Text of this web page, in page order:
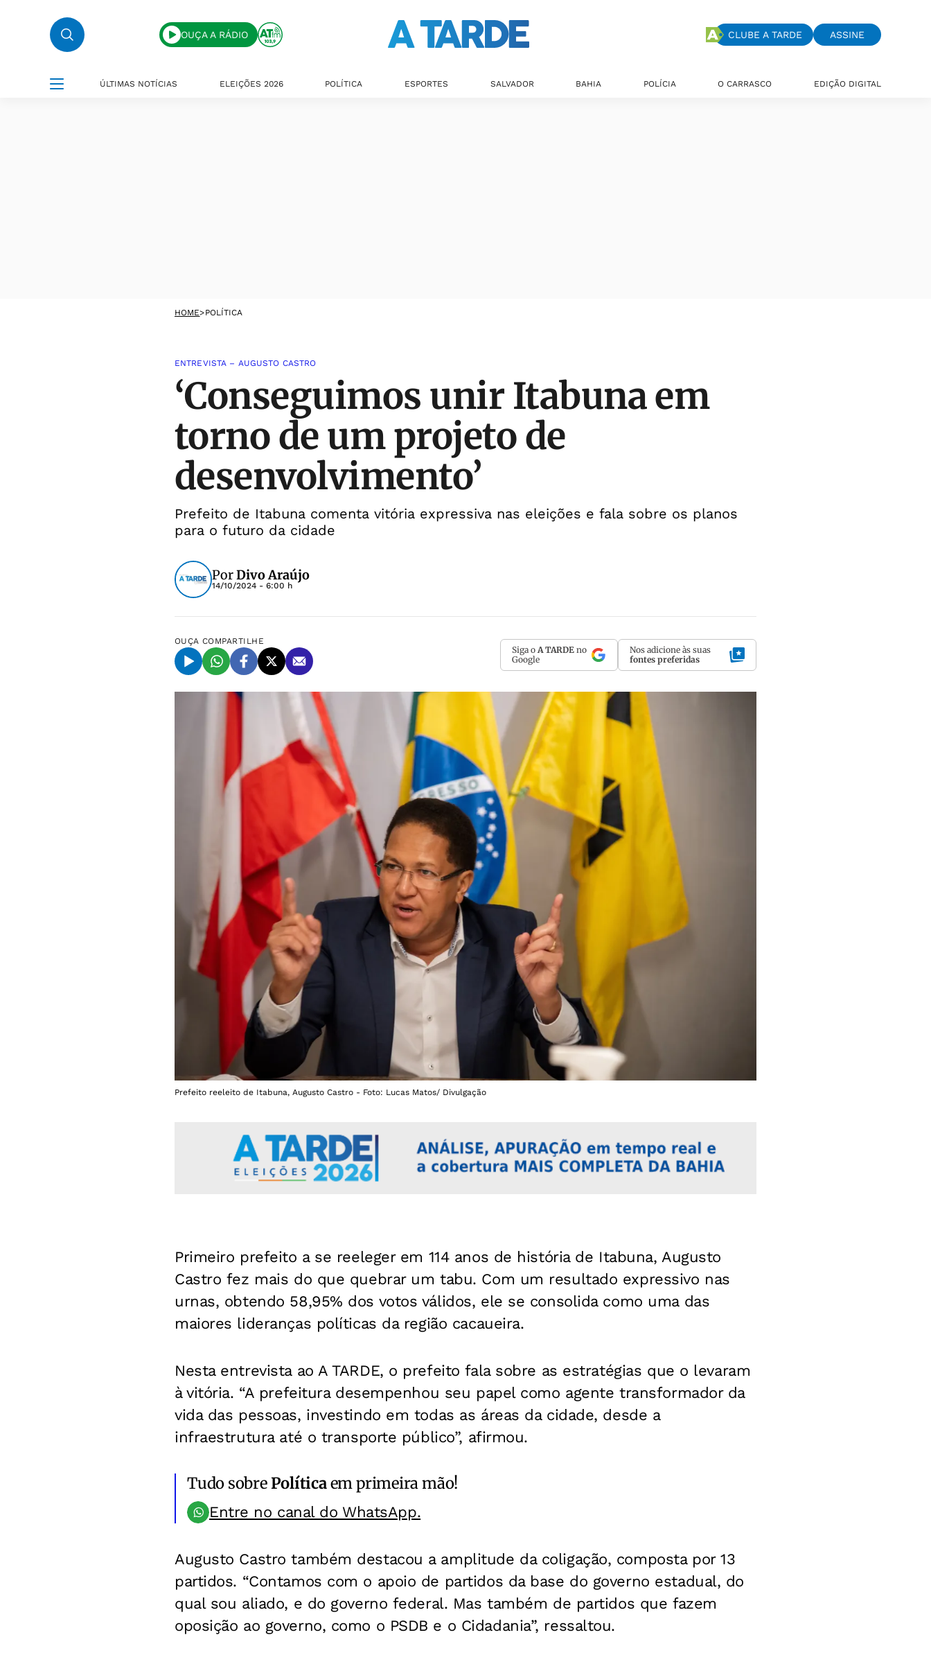
OUÇA A RÁDIO CLUBE A TARDE ASSINE
ÚLTIMAS NOTÍCIAS ELEIÇÕES 2026 POLÍTICA ESPORTES SALVADOR BAHIA POLÍCIA O CARRASCO EDIÇÃO DIGITAL
HOME>POLÍTICA
ENTREVISTA – AUGUSTO CASTRO
‘Conseguimos unir Itabuna em
torno de um projeto de
desenvolvimento’
Prefeito de Itabuna comenta vitória expressiva nas eleições e fala sobre os planos
para o futuro da cidade
PorDivo Araújo
14/10/2024 - 6:00 h
OUÇA COMPARTILHE
Siga o A TARDE no
Google
Nos adicione às suas
fontes preferidas
Prefeito reeleito de Itabuna, Augusto Castro - Foto: Lucas Matos/ Divulgação
Primeiro prefeito a se reeleger em 114 anos de história de Itabuna, Augusto
Castro fez mais do que quebrar um tabu. Com um resultado expressivo nas
urnas, obtendo 58,95% dos votos válidos, ele se consolida como uma das
maiores lideranças políticas da região cacaueira.
Nesta entrevista ao A TARDE, o prefeito fala sobre as estratégias que o levaram
à vitória. “A prefeitura desempenhou seu papel como agente transformador da
vida das pessoas, investindo em todas as áreas da cidade, desde a
infraestrutura até o transporte público”, afirmou.
Tudo sobrePolíticaem primeira mão!
Entre no canal do WhatsApp.
Augusto Castro também destacou a amplitude da coligação, composta por 13
partidos. “Contamos com o apoio de partidos da base do governo estadual, do
qual sou aliado, e do governo federal. Mas também de partidos que fazem
oposição ao governo, como o PSDB e o Cidadania”, ressaltou.